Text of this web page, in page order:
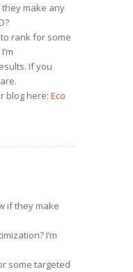
make any
to rank for some
If you
blog here: Eco
if they make
I’m
some targeted